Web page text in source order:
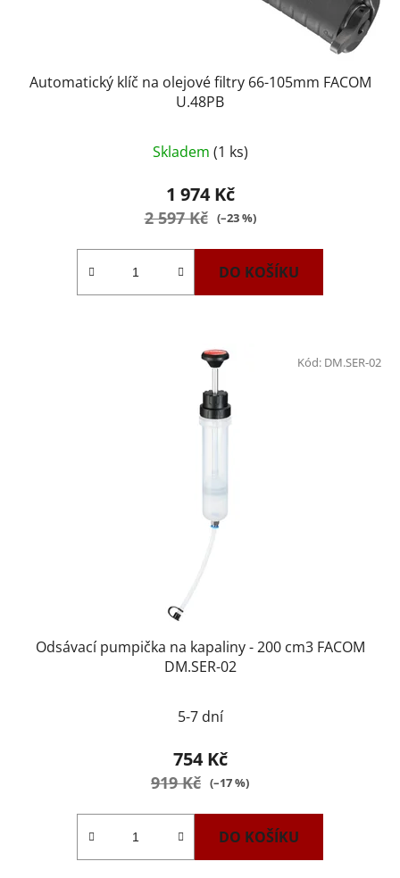
Automatický klíč na olejové filtry 66-105mm FACOM
U.48PB
hodnocení
produktu
je
Skladem (1 ks)
1 974 Kč
2 597 Kč (–23 %)
DO KOŠÍKU
Odsávací pumpička na kapaliny - 200 cm3 FACOM
DM.SER-02
5-7 dní
754 Kč
919 Kč (–17 %)
DO KOŠÍKU
Kód: DM.SER-02